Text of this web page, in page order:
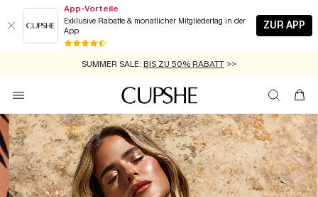
App-Vorteile
Exklusive Rabatte & monatlicher Mitgliedertag in der
App
ZUR APP
GRATIS MASSBAND MIT JEDEM SCHNELLVERSAND-ARTIKEL >>
SUMMER SALE: BIS ZU 50% RABATT >>
ZUM NEWSLETTER:BIS ZU -20% EXTRA ERHALTEN
KOSTENLOSER VERSAND AB 89 €